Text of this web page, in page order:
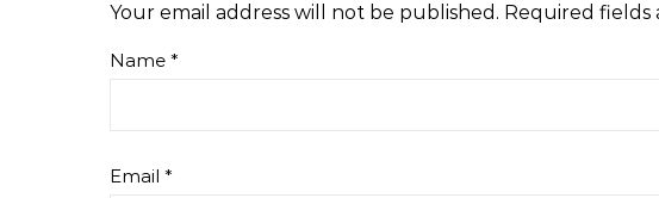
Your email address will not be published. Required fields
Name *
Email *